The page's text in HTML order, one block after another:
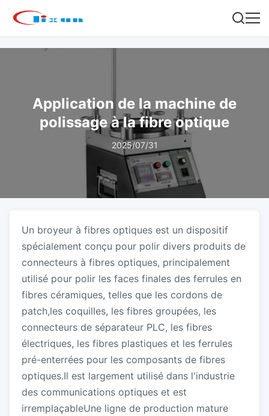
Application de la machine de
polissage à la fibre optique
2025/07/31
Un broyeur à fibres optiques est un dispositif
spécialement conçu pour polir divers produits de
connecteurs à fibres optiques, principalement
utilisé pour polir les faces finales des ferrules en
fibres céramiques, telles que les cordons de
patch,les coquilles, les fibres groupées, les
connecteurs de séparateur PLC, les fibres
électriques, les fibres plastiques et les ferrules
pré-enterrées pour les composants de fibres
optiques.Il est largement utilisé dans l'industrie
des communications optiques et est
irremplaçableUne ligne de production mature